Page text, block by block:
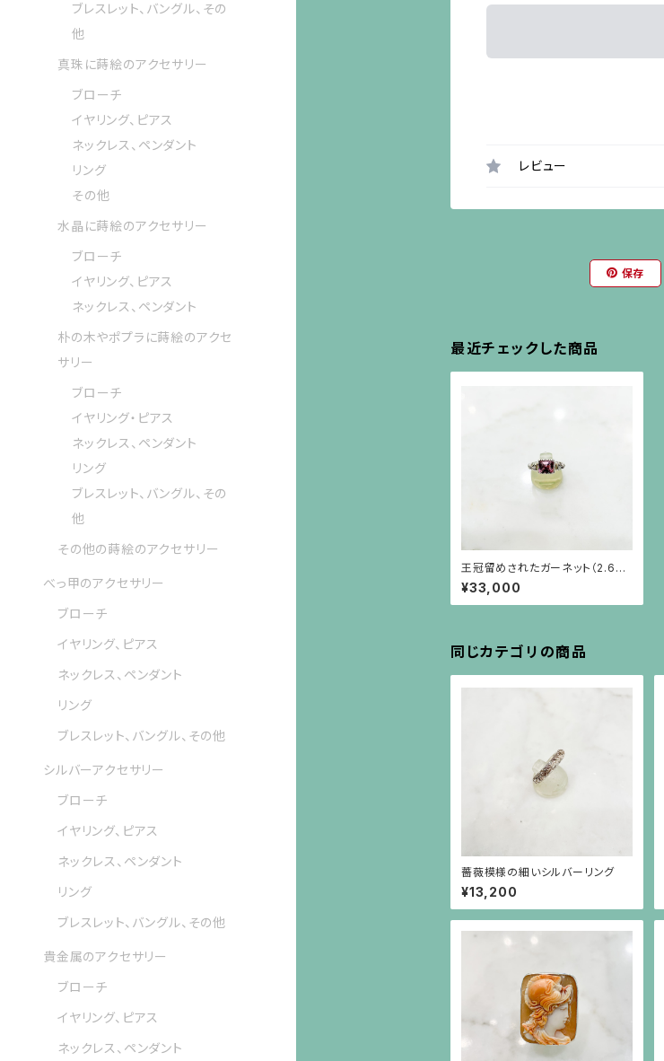
レビュー
保存
最近チェックした商品
王冠留めされたガーネット（2.6c
t）、二頭のライオンのシルバーリン
グ
¥33,000
同じカテゴリの商品
薔薇模様の細いシルバーリング
¥13,200
ブレスレット、バングル、その
他
真珠に蒔絵のアクセサリー
ブローチ
イヤリング、ピアス
ネックレス、ペンダント
リング
その他
水晶に蒔絵のアクセサリー
ブローチ
イヤリング、ピアス
ネックレス、ペンダント
朴の木やポプラに蒔絵のアクセ
サリー
ブローチ
イヤリング・ピアス
ネックレス、ペンダント
リング
ブレスレット、バングル、その
他
その他の蒔絵のアクセサリー
べっ甲のアクセサリー
ブローチ
イヤリング、ピアス
ネックレス、ペンダント
リング
ブレスレット、バングル、その他
シルバーアクセサリー
ブローチ
イヤリング、ピアス
ネックレス、ペンダント
リング
ブレスレット、バングル、その他
貴金属のアクセサリー
ブローチ
イヤリング、ピアス
ネックレス、ペンダント